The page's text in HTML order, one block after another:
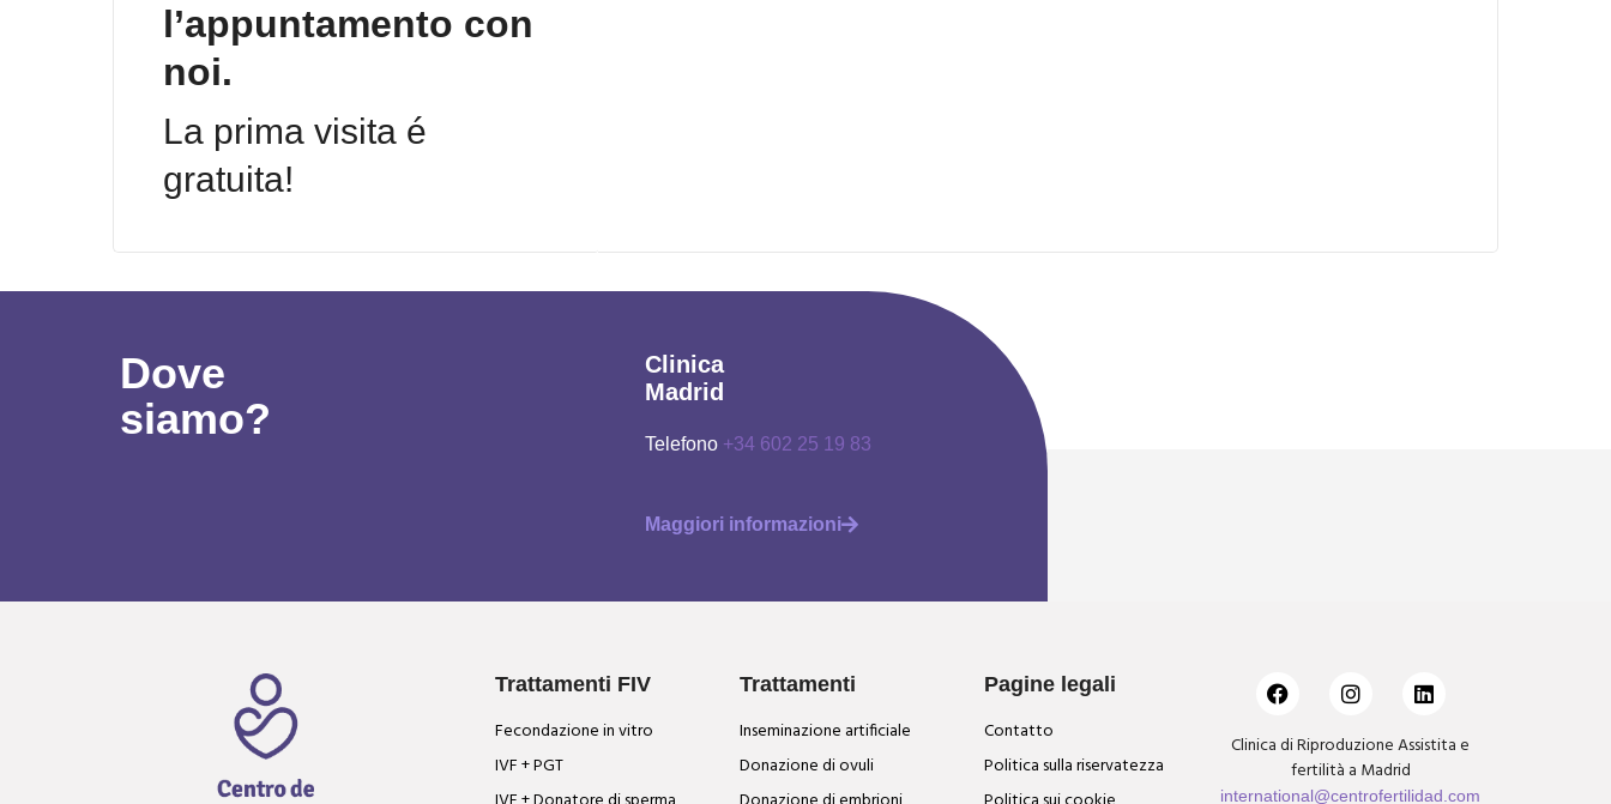
l’appuntamento con
noi.
La prima visita é
gratuita!
Dove
siamo?
Clinica
Madrid
Telefono +34 602 25 19 83
Maggiori informazioni
Trattamenti FIV
Fecondazione in vitro
IVF + PGT
Trattamenti
Inseminazione artificiale
Donazione di ovuli
Pagine legali
Contatto
Politica sulla riservatezza
Clinica di Riproduzione Assistita e
fertilità a Madrid
international@centrofertilidad.com